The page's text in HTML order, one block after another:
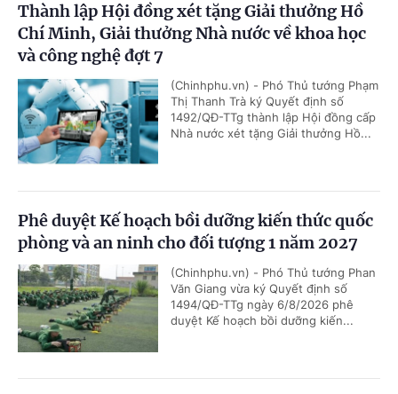
Thành lập Hội đồng xét tặng Giải thưởng Hồ
Chí Minh, Giải thưởng Nhà nước về khoa học
và công nghệ đợt 7
(Chinhphu.vn) - Phó Thủ tướng Phạm
Thị Thanh Trà ký Quyết định số
1492/QĐ-TTg thành lập Hội đồng cấp
Nhà nước xét tặng Giải thưởng Hồ...
Phê duyệt Kế hoạch bồi dưỡng kiến thức quốc
phòng và an ninh cho đối tượng 1 năm 2027
(Chinhphu.vn) - Phó Thủ tướng Phan
Văn Giang vừa ký Quyết định số
1494/QĐ-TTg ngày 6/8/2026 phê
duyệt Kế hoạch bồi dưỡng kiến...